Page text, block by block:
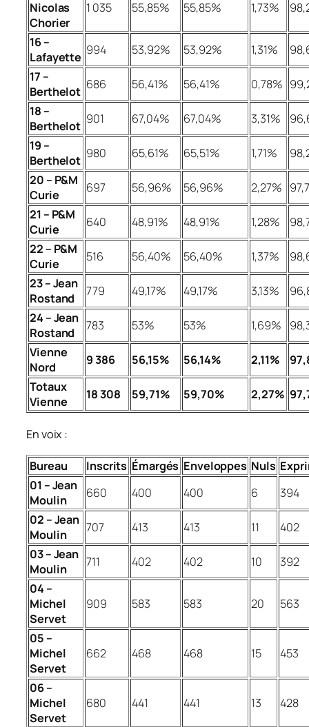
Nicolas
Chorier
1 035 55,85% 55,85% 1,73%
16 –
Lafayette 994 53,92% 53,92% 1,31%
17 –
Berthelot 686 56,41% 56,41% 0,78%
18 –
Berthelot 901 67,04% 67,04% 3,31%
19 –
Berthelot 980 65,61% 65,51% 1,71%
20 – P&M
Curie
697 56,96% 56,96% 2,27%
21 – P&M
Curie
640 48,91% 48,91% 1,28%
22 – P&M
Curie
516 56,40% 56,40% 1,37%
23 – Jean
Rostand
779 49,17% 49,17% 3,13%
24 – Jean
Rostand
783 53% 53% 1,69%
Vienne
Nord
9 386 56,15% 56,14% 2,11%
Totaux
Vienne
18 308 59,71% 59,70% 2,27%
En voix :
Bureau Inscrits Émargés Enveloppes Nuls
01 – Jean
Moulin
660 400 400 6
394
02 – Jean
Moulin
707 413 413 11
402
03 – Jean
Moulin
711 402 402 10
392
04 –
Michel
Servet
909 583 583 20 563
05 –
Michel
Servet
662 468 468 15 453
06 –
Michel
Servet
680 441 441 13 428